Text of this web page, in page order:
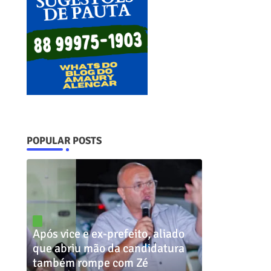
POPULAR POSTS
Após vice e ex-prefeito, aliado
que abriu mão da candidatura
também rompe com Zé